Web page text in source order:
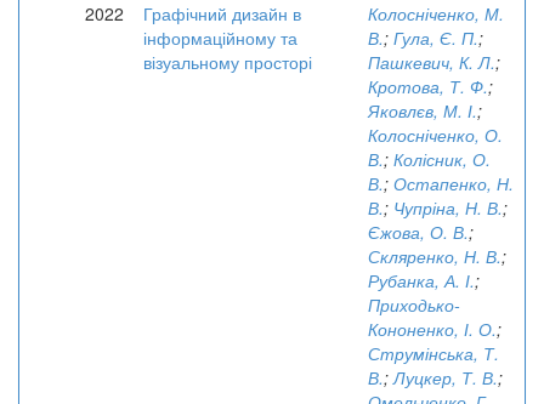
2022
Графічний дизайн в
інформаційному та
візуальному просторі
Колосніченко, М.
В.; Гула, Є. П.;
Пашкевич, К. Л.;
Кротова, Т. Ф.;
Яковлєв, М. І.;
Колосніченко, О.
В.; Колісник, О.
В.; Остапенко, Н.
В.; Чупріна, Н. В.;
Єжова, О. В.;
Скляренко, Н. В.;
Рубанка, А. І.;
Приходько-
Кононенко, І. О.;
Струмінська, Т.
В.;Луцкер, Т. В.;